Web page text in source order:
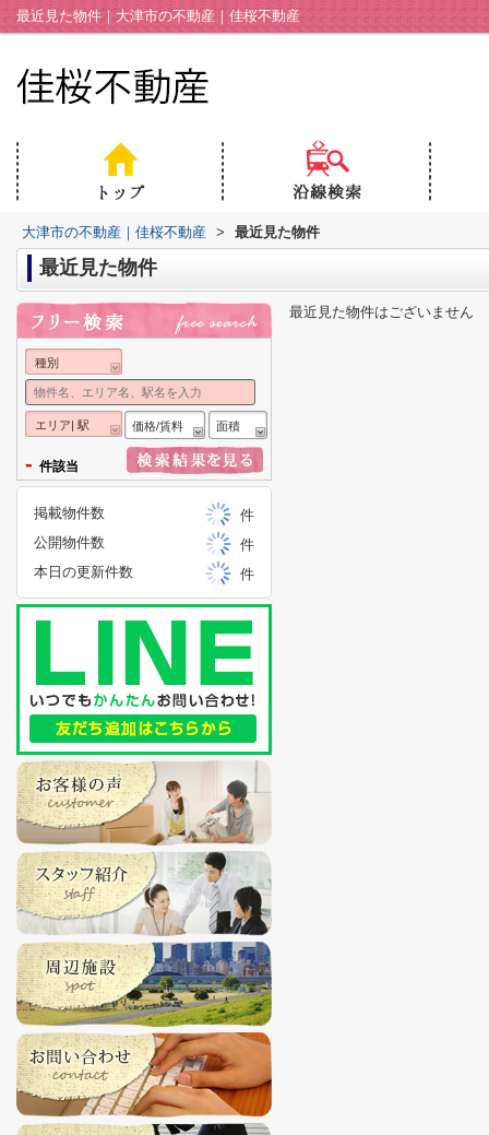
最近見た物件｜大津市の不動産｜佳桜不動産
大津市の不動産｜佳桜不動産 > 最近見た物件
最近見た物件
最近見た物件はございません
種別
エリア| 駅 価格/賃料 面積
- 件該当
掲載物件数
件
公開物件数
件
本日の更新件数
件